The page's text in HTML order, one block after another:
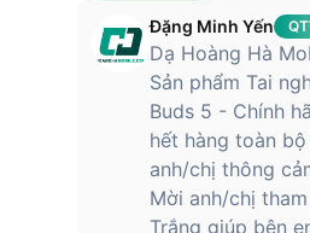
Hiện tại, giá của tai ngheRedmi
bố tại thị trường Việt Nam. Tuy
thì tai nghe này khi ra mắt đã có
, tương đương660
trường Việt Nam, có lẽ giá sẽ dao
Đặng Minh Yến
Dạ Hoàng Hà
Sản phẩm Tai
Buds 5 - Chính
hết hàng toàn
anh/chị thông
Mời anh/chị
Trắng giúp bên